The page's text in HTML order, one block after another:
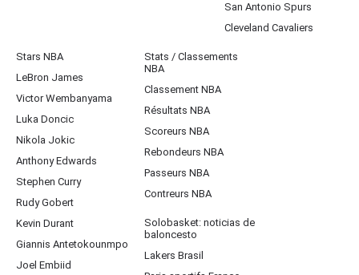
San Antonio Spurs
Cleveland Cavaliers
Stars NBA
LeBron James
Victor Wembanyama
Luka Doncic
Nikola Jokic
Anthony Edwards
Stephen Curry
Rudy Gobert
Kevin Durant
Giannis Antetokounmpo
Joel Embiid
Stats / Classements
NBA
Classement NBA
Résultats NBA
Scoreurs NBA
Rebondeurs NBA
Passeurs NBA
Contreurs NBA
Solobasket: noticias de
baloncesto
Lakers Brasil